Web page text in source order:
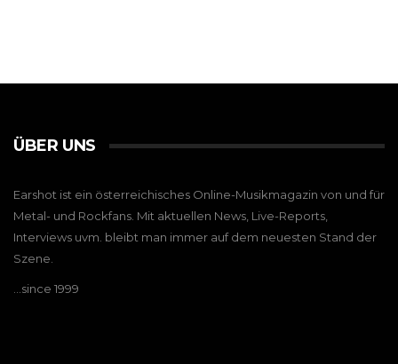
ÜBER UNS
Earshot ist ein österreichisches Online-Musikmagazin von und für
Metal- und Rockfans. Mit aktuellen News, Live-Reports,
Interviews uvm. bleibt man immer auf dem neuesten Stand der
Szene.
…since 1999